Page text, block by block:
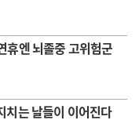
휴엔 뇌졸중 고위험군
치는 날들이 이어진다